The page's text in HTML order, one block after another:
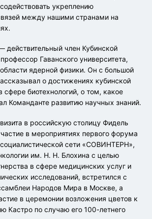
укреплению
между нашими странами на
действительный член Кубинской
Гаванского университета,
ядерной физики. Он с большой
о достижениях кубинской
сфере биотехнологий, о том, какое
Команданте развитию научных знаний.
в российскую столицу Фидель
в мероприятиях первого форума
сети «СОВИНТЕРН»,
им. Н. Н. Блохина с целью
в сфере медицинских услуг и
исследований, встретился с
Народов Мира в Москве, а
в церемонии возложения цветов к
Кастро по случаю его 100-летнего